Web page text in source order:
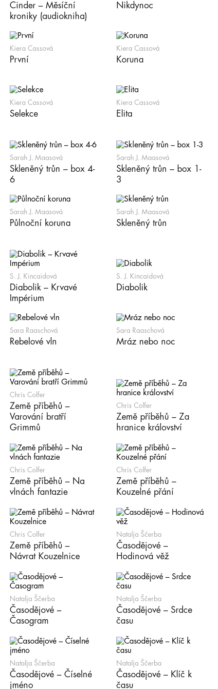
Cinder – Měsíční
kroniky (audiokniha)
Nikdynoc
Kiera Cassová
První
Kiera Cassová
Koruna
Kiera Cassová
Selekce
Kiera Cassová
Elita
Sarah J. Maasová
Skleněný trůn – box 4-
6
Sarah J. Maasová
Skleněný trůn – box 1-
3
Sarah J. Maasová
Půlnoční koruna
Sarah J. Maasová
Skleněný trůn
S. J. Kincaidová
Diabolik – Krvavé
Impérium
S. J. Kincaidová
Diabolik
Sara Raaschová
Rebelové vln
Sara Raaschová
Mráz nebo noc
Chris Colfer
Země příběhů –
Varování bratří
Grimmů
Chris Colfer
Země příběhů – Za
hranice království
Chris Colfer
Země příběhů – Na
vlnách fantazie
Chris Colfer
Země příběhů –
Kouzelné přání
Chris Colfer
Země příběhů –
Návrat Kouzelnice
Natalja Ščerba
Časodějové –
Hodinová věž
Natalja Ščerba
Časodějové –
Časogram
Natalja Ščerba
Časodějové – Srdce
času
Natalja Ščerba
Časodějové – Číselné
jméno
Natalja Ščerba
Časodějové – Klíč k
času